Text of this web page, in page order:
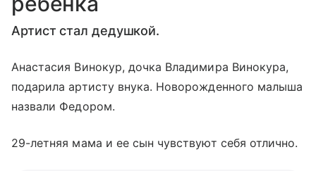
Артист стал дедушкой.
Анастасия Винокур, дочка Владимира Винокура,
подарила артисту внука. Новорожденного малыша
назвали Федором.
29-летняя мама и ее сын чувствуют себя отлично.